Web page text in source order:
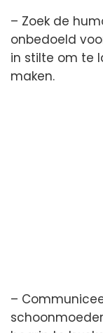
– Zoek de
onbedoeld
in stilte om te
maken.
–